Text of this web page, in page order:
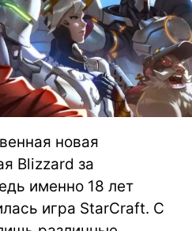
новая
Blizzard за
именно 18 лет
игра StarCraft. С